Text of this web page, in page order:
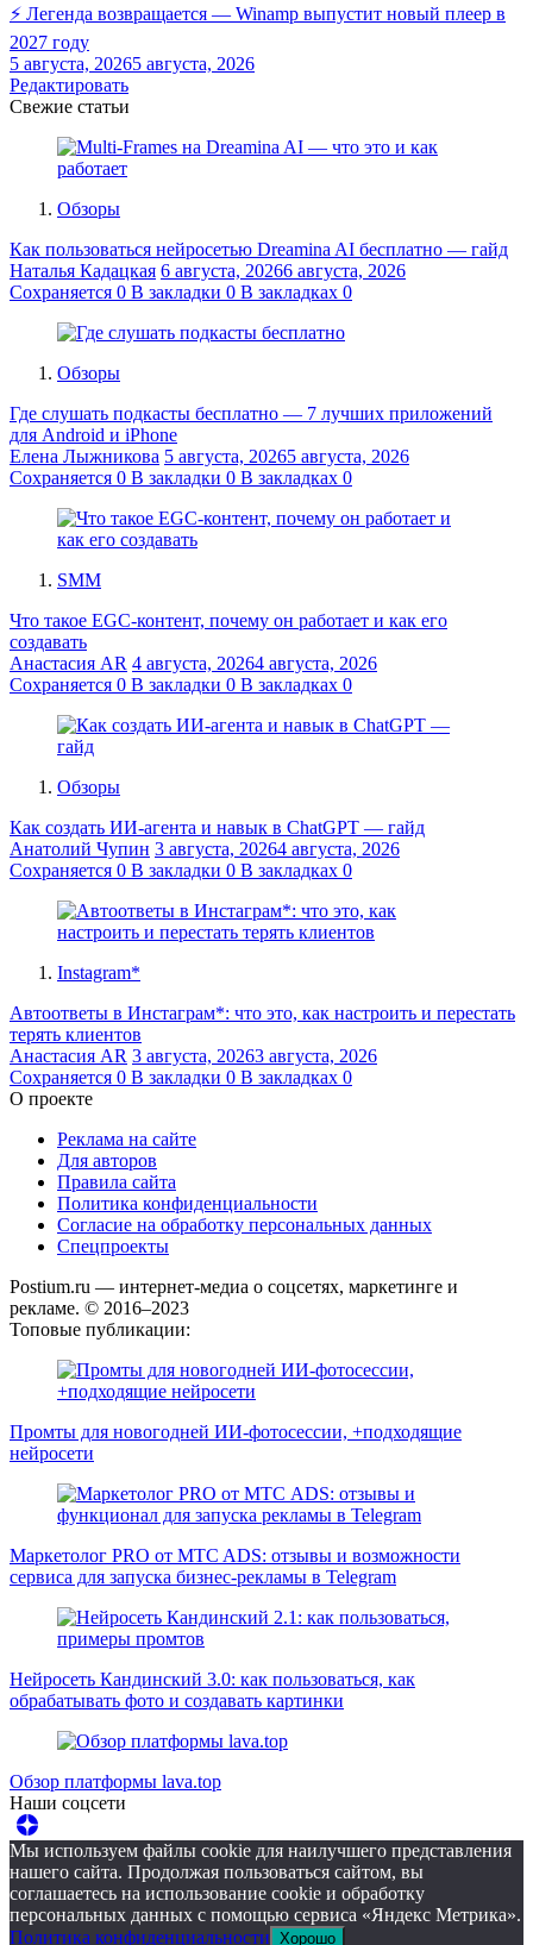
⚡ Легенда возвращается — Winamp выпустит новый плеер в
2027 году
5 августа, 20265 августа, 2026
Редактировать
Свежие статьи
Обзоры
Как пользоваться нейросетью Dreamina AI бесплатно — гайд
Наталья Кадацкая 6 августа, 20266 августа, 2026
Сохраняется 0 В закладки 0 В закладках 0
Обзоры
Где слушать подкасты бесплатно — 7 лучших приложений
для Android и iPhone
Елена Лыжникова 5 августа, 20265 августа, 2026
Сохраняется 0 В закладки 0 В закладках 0
SMM
Что такое EGC-контент, почему он работает и как его
создавать
Анастасия AR 4 августа, 20264 августа, 2026
Сохраняется 0 В закладки 0 В закладках 0
Обзоры
Как создать ИИ-агента и навык в ChatGPT — гайд
Анатолий Чупин 3 августа, 20264 августа, 2026
Сохраняется 0 В закладки 0 В закладках 0
Instagram*
Автоответы в Инстаграм*: что это, как настроить и перестать
терять клиентов
Анастасия AR 3 августа, 20263 августа, 2026
Сохраняется 0 В закладки 0 В закладках 0
О проекте
Реклама на сайте
Для авторов
Правила сайта
Политика конфиденциальности
Согласие на обработку персональных данных
Спецпроекты
Postium.ru — интернет-медиа о соцсетях, маркетинге и
рекламе. © 2016–2023
Топовые публикации:
Промты для новогодней ИИ-фотосессии, +подходящие
нейросети
Маркетолог PRO от MTC ADS: отзывы и возможности
сервиса для запуска бизнес-рекламы в Telegram
Нейросеть Кандинский 3.0: как пользоваться, как
обрабатывать фото и создавать картинки
Обзор платформы lava.top
Наши соцсети
Мы используем файлы cookie для наилучшего представления
нашего сайта. Продолжая пользоваться сайтом, вы
соглашаетесь на использование cookie и обработку
персональных данных с помощью сервиса «Яндекс Метрика».
Политика конфиденциальности Хорошо